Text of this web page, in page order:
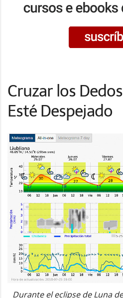
Cruzar los
Esté Despejado
Durante el eclipse de Luna